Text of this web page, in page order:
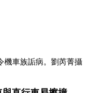
機車族詬病。劉芮菁攝